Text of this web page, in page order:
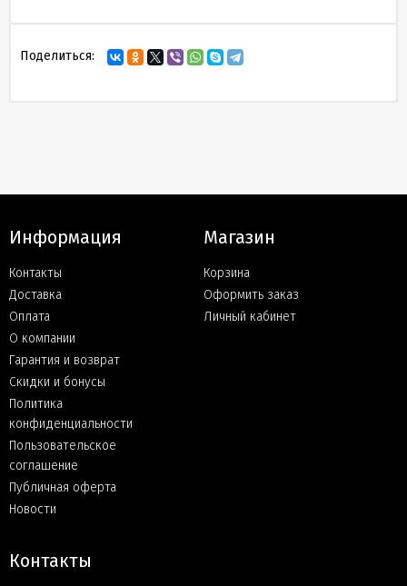
Поделиться:
Информация
Контакты
Доставка
Оплата
О компании
Гарантия и возврат
Скидки и бонусы
Политика
конфиденциальности
Пользовательское
соглашение
Публичная оферта
Новости
Магазин
Корзина
Оформить заказ
Личный кабинет
Контакты